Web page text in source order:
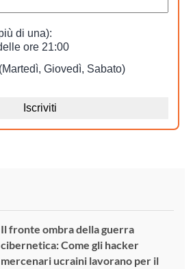
Il fronte ombra della guerra
cibernetica: Come gli hacker
mercenari ucraini lavorano per il